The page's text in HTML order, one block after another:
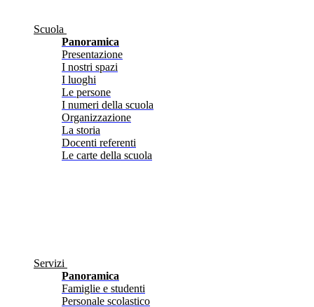
Scuola
Panoramica
Presentazione
I nostri spazi
I luoghi
Le persone
I numeri della scuola
Organizzazione
La storia
Docenti referenti
Le carte della scuola
Servizi
Panoramica
Famiglie e studenti
Personale scolastico